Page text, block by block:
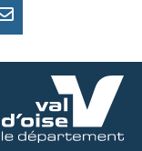
PARTAGER
MAIL